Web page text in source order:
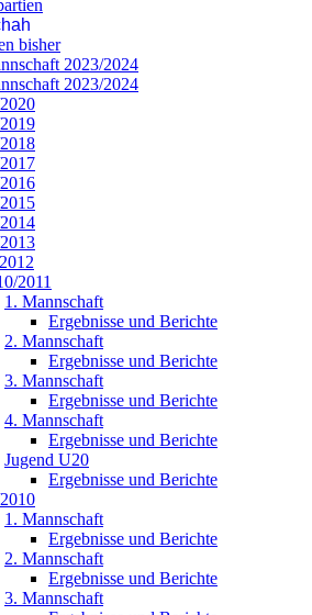
bisher
2023/2024
2023/2024
2011
1. Mannschaft
Ergebnisse und Berichte
2. Mannschaft
Ergebnisse und Berichte
3. Mannschaft
Ergebnisse und Berichte
4. Mannschaft
Ergebnisse und Berichte
Jugend U20
Ergebnisse und Berichte
1. Mannschaft
Ergebnisse und Berichte
2. Mannschaft
Ergebnisse und Berichte
3. Mannschaft